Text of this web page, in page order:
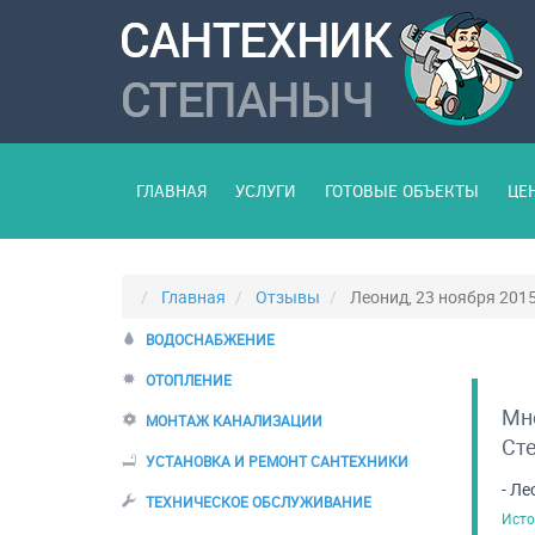
ГЛАВНАЯ УСЛУГИ ГОТОВЫЕ ОБЪЕКТЫ
Главная Отзывы Леонид, 23 ноября
ВОДОСНАБЖЕНИЕ
ОТОПЛЕНИЕ
МОНТАЖ КАНАЛИЗАЦИИ
УСТАНОВКА И РЕМОНТ САНТЕХНИКИ
ТЕХНИЧЕСКОЕ ОБСЛУЖИВАНИЕ
-